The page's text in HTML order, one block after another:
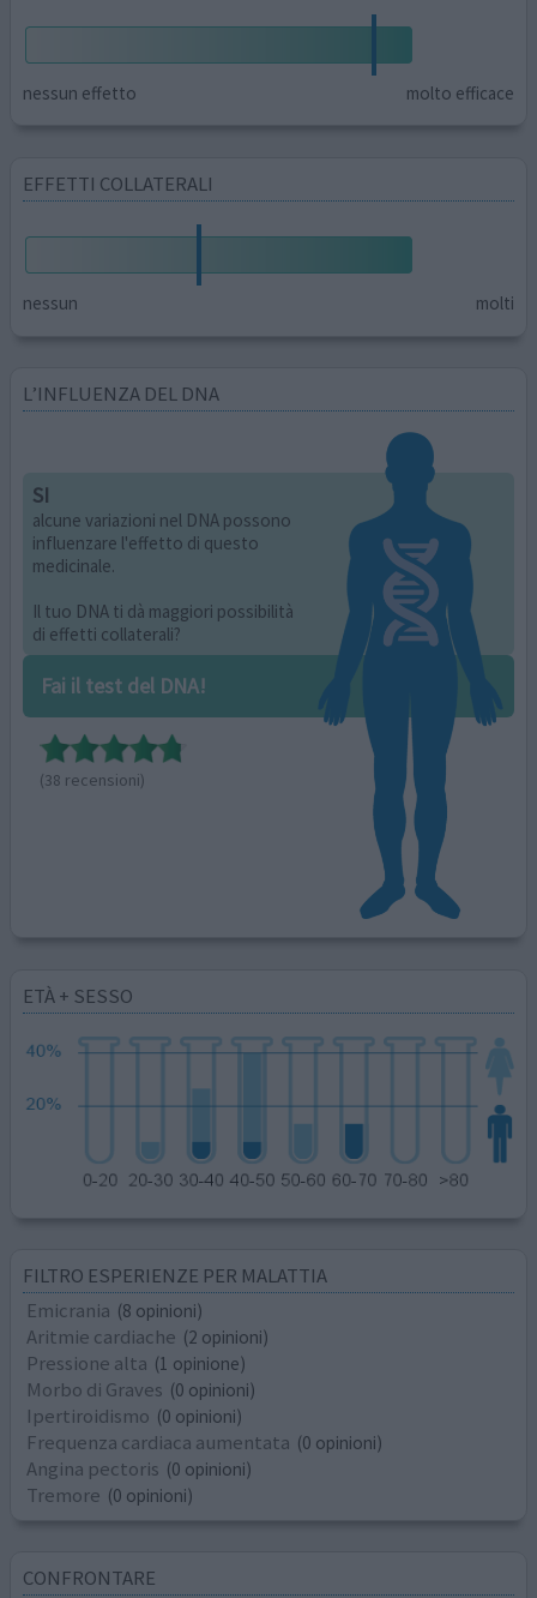
nessun effetto molto efficace
EFFETTI COLLATERALI
nessun molti
L’INFLUENZA DEL DNA
SI
alcune variazioni nel DNA possono
influenzare l'effetto di questo
medicinale.
Il tuo DNA ti dà maggiori possibilità
di effetti collaterali?
Fai il test del DNA!
(38 recensioni)
ETÀ + SESSO
FILTRO ESPERIENZE PER MALATTIA
Emicrania (8 opinioni)
Aritmie cardiache (2 opinioni)
Pressione alta (1 opinione)
Morbo di Graves (0 opinioni)
Ipertiroidismo (0 opinioni)
Frequenza cardiaca aumentata (0 opinioni)
Angina pectoris (0 opinioni)
Tremore (0 opinioni)
CONFRONTARE